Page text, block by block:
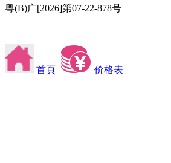
粤(B)广[2026]第07-22-878号
首頁 价格表